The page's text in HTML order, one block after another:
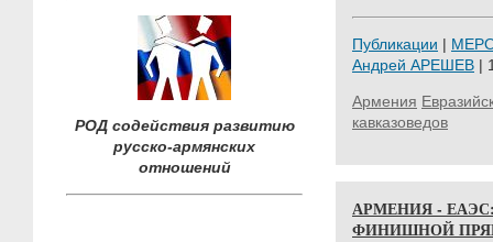
РОД содействия развитию
русско-армянских
отношений
Публикации |
Андрей АРЕШЕВ |
Армения
кавказоведов
АРМЕНИЯ -
ФИНИШНОЙ